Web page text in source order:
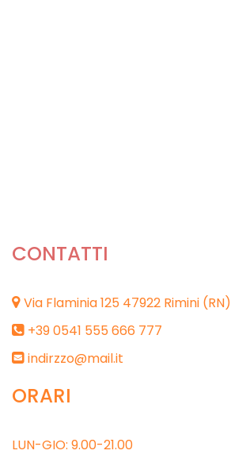
CONTATTI
Via Flaminia 125 47922 Rimini (RN)
+39 0541 555 666 777
indirzzo@mail.it
ORARI
LUN-GIO: 9.00-21.00